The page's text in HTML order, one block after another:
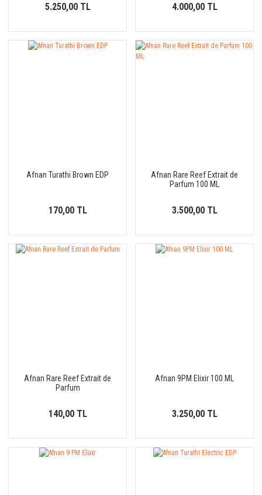
5.250,00 TL 4.000,00 TL
Afnan Turathi Brown EDP
170,00 TL
Afnan Rare Reef Extrait de
Parfum 100 ML
3.500,00 TL
Afnan Rare Reef Extrait de
Parfum
140,00 TL
Afnan 9PM Elixir 100 ML
3.250,00 TL